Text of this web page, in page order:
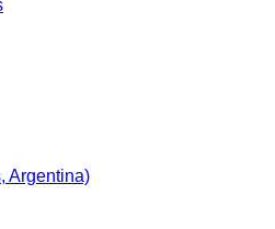
Argentina)